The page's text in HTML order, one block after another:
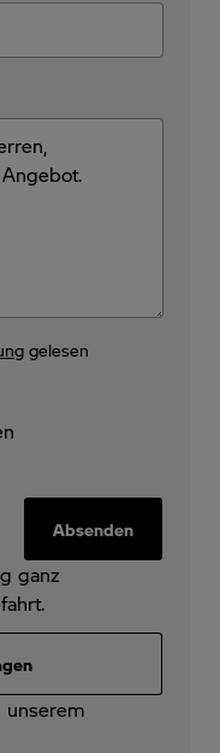
gelesen
Absenden
ganz
unserem